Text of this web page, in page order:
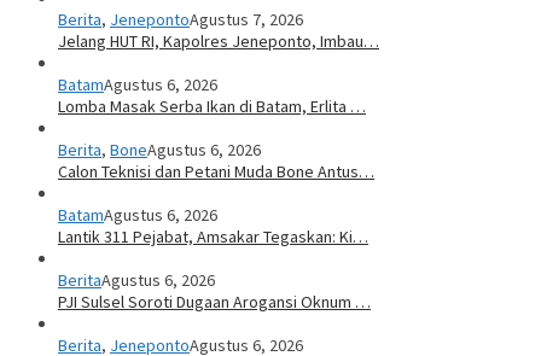
Berita, JenepontoAgustus 7, 2026
Jelang HUT RI, Kapolres Jeneponto, Imbau…
BatamAgustus 6, 2026
Lomba Masak Serba Ikan di Batam, Erlita …
Berita, BoneAgustus 6, 2026
Calon Teknisi dan Petani Muda Bone Antus…
BatamAgustus 6, 2026
Lantik 311 Pejabat, Amsakar Tegaskan: Ki…
BeritaAgustus 6, 2026
PJI Sulsel Soroti Dugaan Arogansi Oknum …
Berita, JenepontoAgustus 6, 2026